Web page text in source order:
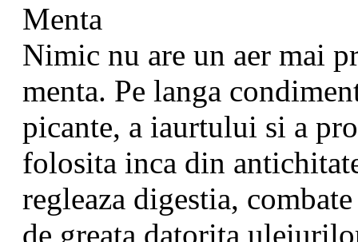
Menta
Nimic nu are un aer mai
menta. Pe langa
picante, a iaurtului si a
folosita inca din
regleaza digestia,
de greata datorita